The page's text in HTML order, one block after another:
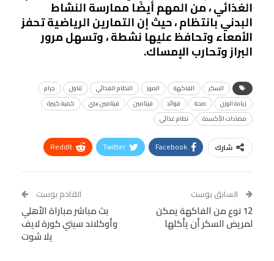
الغذائي ، من المهم أيضًا ممارسة النشاط
البدني بانتظام ، حيث إن التمارين الرياضية تحفز
الأمعاء وتحافظ عليها نشطة ، وتسهل مرور
البراز وتحارب الإمساك.
السكر الفاكهة الموز النظام الغذائي تناول
جرام
زيادة الوزن
صحة فوائد فيتامين فيتامين سي
كمية كبيرة
مضادات الأكسدة
نظام غذائي
شارك Facebook
Twitter
ReddIt
Tumblr
البريد الإلكتروني
VK
Digg
LINE
BlackBerry
Viber
السابق بوست
12 نوع من الفاكهة يمكن
لمريض السكر أن يأكلها
القادم بوست
بث مباشر مباراة الأهلي
وأوكلاند سيتي كورة لايف
يلا شوت